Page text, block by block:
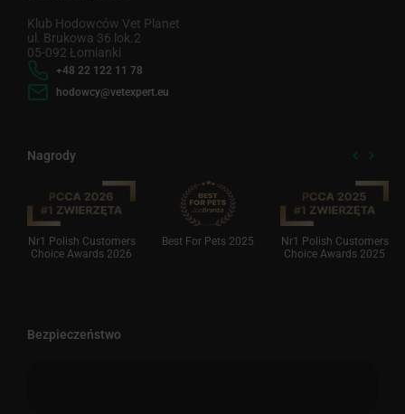
Klub Hodowców Vet Planet
ul. Brukowa 36 lok.2
05-092 Łomianki
+48 22 122 11 78
hodowcy@vetexpert.eu
Nagrody
Nr1 Polish Customers
Choice Awards 2026
Best For Pets 2025
Nr1 Polish Customers
Choice Awards 2025
Bezpieczeństwo